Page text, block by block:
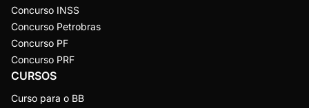
Concurso INSS
Concurso Petrobras
Concurso PF
Concurso PRF
CURSOS
Curso para o BB